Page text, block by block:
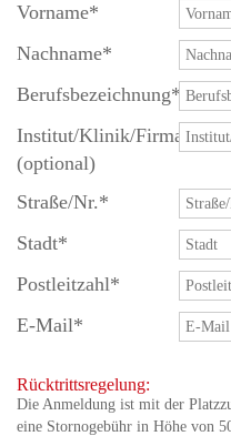
Vorname*
Nachname*
Berufsbezeichnung*
Institut/Klinik/Firma
(optional)
Straße/Nr.*
Stadt*
Postleitzahl*
E-Mail*
Rücktrittsregelung:
Die Anmeldung ist mit der
eine Stornogebühr in Höhe von